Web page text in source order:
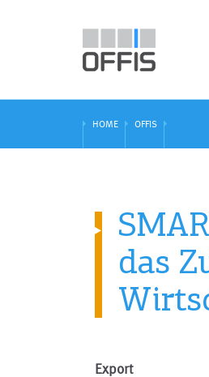
HOME OFFIS
das
Export